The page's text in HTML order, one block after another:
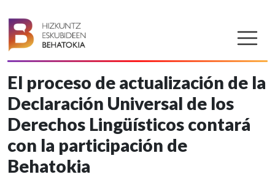
El proceso de actualización de la
Declaración Universal de los
Derechos Lingüísticos contará
con la participación de
Behatokia